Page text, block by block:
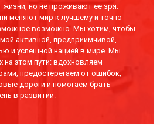
но не проживают ее зря.
меняют мир к лучшему и точно
возможно. Мы хотим, чтобы
активной, предприимчивой,
и успешной нацией в мире. Мы
на этом пути: вдохновляем
предостерегаем от ошибок,
дороги и помогаем брать
в развитии.